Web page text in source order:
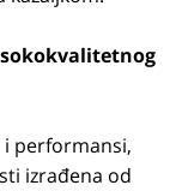
i performansi,
izrađena od